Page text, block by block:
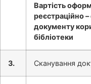
Вартість
реєстраційно
документу
бібліотеки
3. Сканування